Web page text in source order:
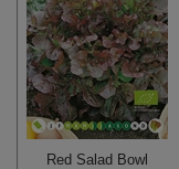
Red Salad Bowl